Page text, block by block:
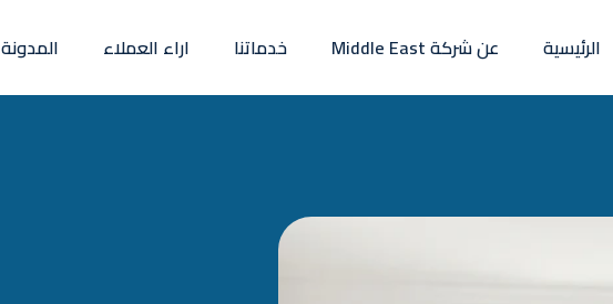
الرئيسية عن شركة Middle East خدماتنا اراء العملاء المدونة